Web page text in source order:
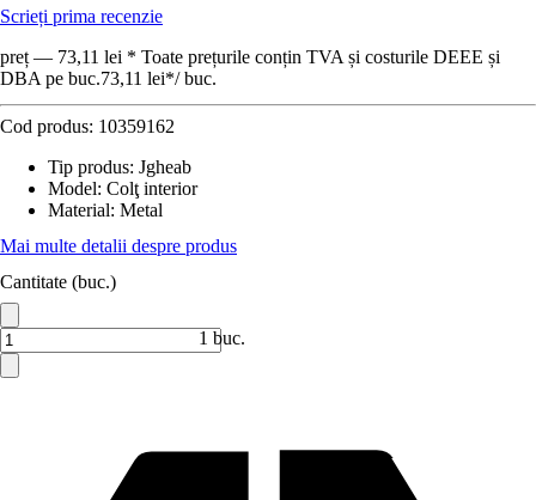
Scrieți prima recenzie
preț — 73,11 lei * Toate prețurile conțin TVA și costurile DEEE și
DBA pe buc.73,11 lei*/ buc.
Cod produs: 10359162
Tip produs: Jgheab
Model: Colţ interior
Material: Metal
Mai multe detalii despre produs
Cantitate (buc.)
1 buc.